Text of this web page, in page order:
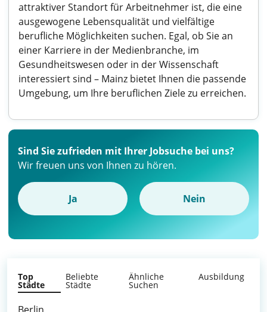
attraktiver Standort für Arbeitnehmer ist, die eine
ausgewogene Lebensqualität und vielfältige
berufliche Möglichkeiten suchen. Egal, ob Sie an
einer Karriere in der Medienbranche, im
Gesundheitswesen oder in der Wissenschaft
interessiert sind – Mainz bietet Ihnen die passende
Umgebung, um Ihre beruflichen Ziele zu erreichen.
Sind Sie zufrieden mit Ihrer Jobsuche bei uns?
Wir freuen uns von Ihnen zu hören.
Ja Nein
Top
Städte
Beliebte
Städte
Ähnliche
Suchen
Ausbildung